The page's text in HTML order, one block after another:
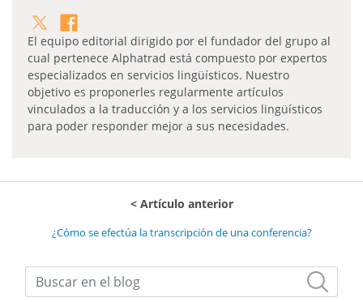
El equipo editorial dirigido por el fundador del grupo al
cual pertenece Alphatrad está compuesto por expertos
especializados en servicios lingüísticos. Nuestro
objetivo es proponerles regularmente artículos
vinculados a la traducción y a los servicios lingüísticos
para poder responder mejor a sus necesidades.
Artículo anterior
¿Cómo se efectúa la transcripción de una conferencia?